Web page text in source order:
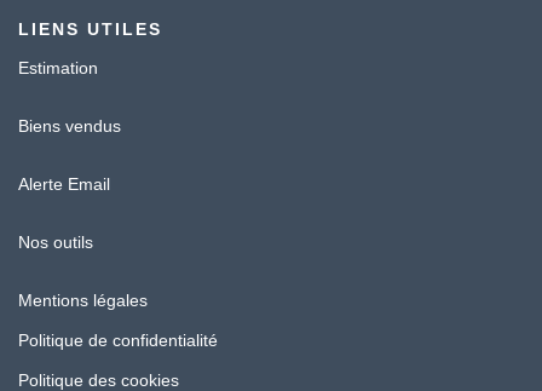
LIENS UTILES
Estimation
Biens vendus
Alerte Email
Nos outils
Mentions légales
Politique de confidentialité
Politique des cookies